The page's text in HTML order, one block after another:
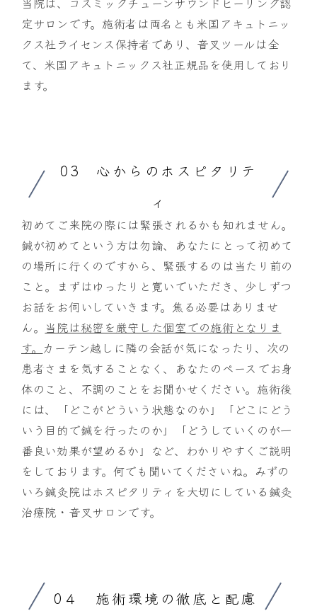
定サロンです。施術者は両名とも米国アキュトニッ
クス社ライセンス保持者であり、音叉ツールは全
て、米国アキュトニックス社正規品を使用しており
ます。
03 心からのホスピタリテ
ィ
初めてご来院の際には緊張されるかも知れません。
鍼が初めてという方は勿論、あなたにとって初めて
の場所に行くのですから、緊張するのは当たり前の
こと。まずはゆったりと寛いでいただき、少しずつ
お話をお伺いしていきます。焦る必要はありませ
ん。 当院は秘密を厳守した個室での施術となりま
す。 カーテン越しに隣の会話が気になったり、次の
患者さまを気することなく、あなたのペースでお身
体のこと、不調のことをお聞かせください。施術後
には、「どこがどういう状態なのか」「どこにどう
いう目的で鍼を行ったのか」「どうしていくのが一
番良い効果が望めるか」など、わかりやすくご説明
をしております。何でも聞いてくださいね。みずの
いろ鍼灸院はホスピタリティを大切にしている鍼灸
治療院・音叉サロンです。
0４ 施術環境の徹底と配慮